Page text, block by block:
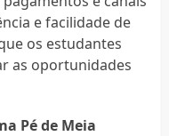
e facilidade de
os estudantes
as oportunidades
Pé de Meia